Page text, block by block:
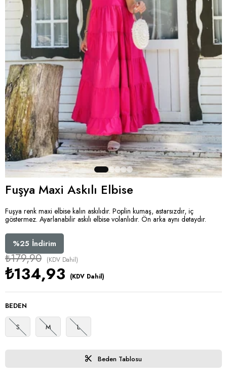
Fuşya Maxi Askılı Elbise
Fuşya renk maxi elbise kalın askılıdır. Poplin kumaş, astarsızdır, iç
göstermez. Ayarlanabilir askılı elbise volanlıdır. Ön arka aynı detaydır.
%25 İndirim
₺179,90 (KDV Dahil)
₺134,93 (KDV Dahil)
BEDEN
S M L
Beden Tablosu